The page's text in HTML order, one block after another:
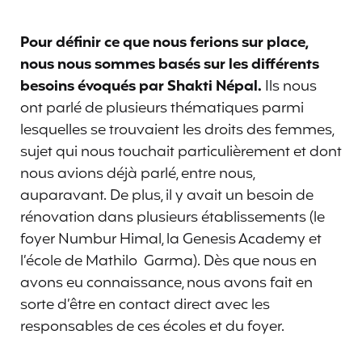
Pour définir ce que nous ferions sur place,
nous nous sommes basés sur les différents
besoins évoqués par Shakti Népal. Ils nous
ont parlé de plusieurs thématiques parmi
lesquelles se trouvaient les droits des femmes,
sujet qui nous touchait particulièrement et dont
nous avions déjà parlé, entre nous,
auparavant. De plus, il y avait un besoin de
rénovation dans plusieurs établissements (le
foyer Numbur Himal, la Genesis Academy et
l’école de Mathilo Garma). Dès que nous en
avons eu connaissance, nous avons fait en
sorte d’être en contact direct avec les
responsables de ces écoles et du foyer.